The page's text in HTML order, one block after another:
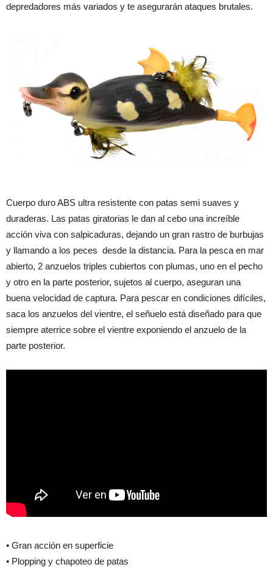
depredadores más variados y te asegurarán ataques brutales.
Cuerpo duro ABS ultra resistente con patas semi suaves y
duraderas. Las patas giratorias le dan al cebo una increíble
acción viva con salpicaduras, dejando un gran rastro de burbujas
y llamando a los peces desde la distancia. Para la pesca en mar
abierto, 2 anzuelos triples cubiertos con plumas, uno en el pecho
y otro en la parte posterior, sujetos al cuerpo, aseguran una
buena velocidad de captura. Para pescar en condiciones difíciles,
saca los anzuelos del vientre, el señuelo está diseñado para que
siempre aterrice sobre el vientre exponiendo el anzuelo de la
parte posterior.
• Gran acción en superficie
• Plopping y chapoteo de patas